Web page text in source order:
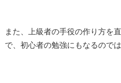
また、上級者の手役の作り方を
で、初心者の勉強にもなるので